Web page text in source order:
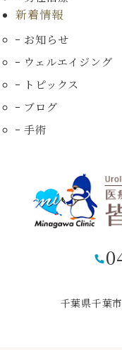
新着情報
お知らせ
ウェルエイジング
トピックス
ブログ
手術
千葉県千葉